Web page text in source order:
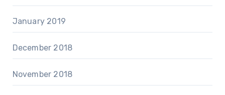
January 2019
December 2018
November 2018